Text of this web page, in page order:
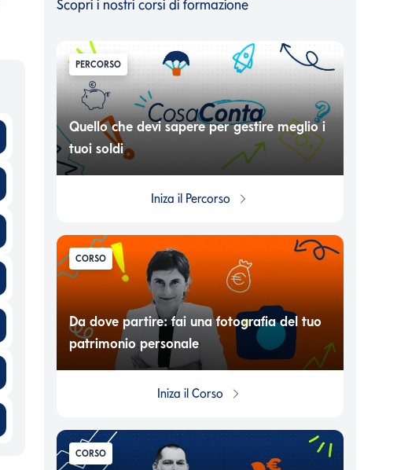
Scopri i nostri corsi di formazione
PERCORSO
Quello che devi sapere per gestire meglio i
tuoi soldi
Iniza il Percorso
CORSO
Da dove partire: fai una fotografia del tuo
patrimonio personale
Iniza ilCorso
CORSO